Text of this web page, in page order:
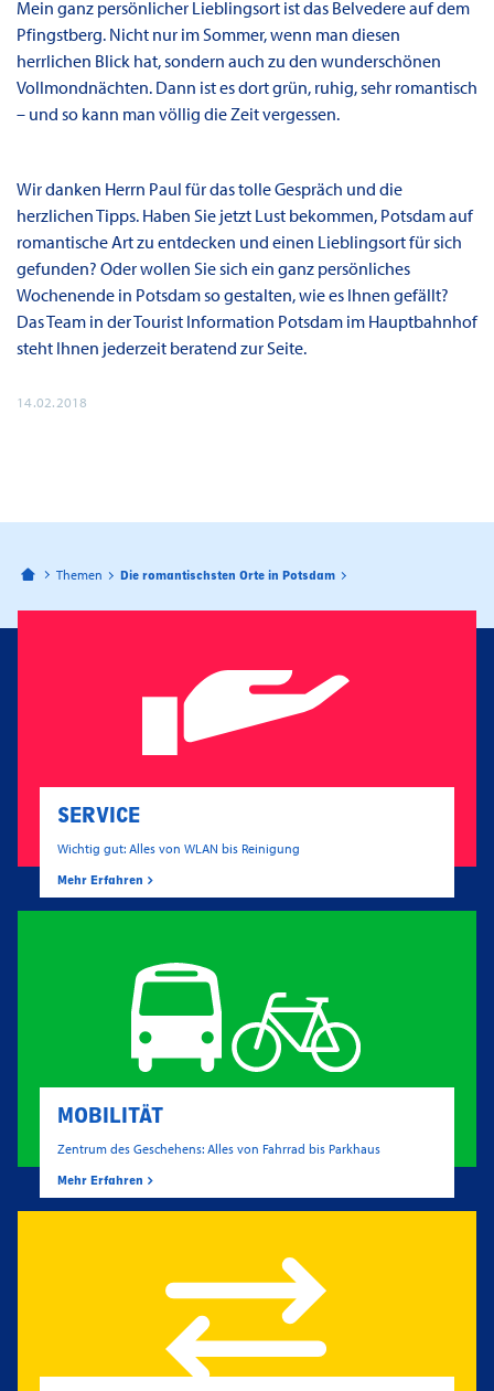
Mein ganz persönlicher Lieblingsort ist das Belvedere auf dem
Pfingstberg. Nicht nur im Sommer, wenn man diesen
herrlichen Blick hat, sondern auch zu den wunderschönen
Vollmondnächten. Dann ist es dort grün, ruhig, sehr romantisch
– und so kann man völlig die Zeit vergessen.
Wir danken Herrn Paul für das tolle Gespräch und die
herzlichen Tipps. Haben Sie jetzt Lust bekommen, Potsdam auf
romantische Art zu entdecken und einen Lieblingsort für sich
gefunden? Oder wollen Sie sich ein ganz persönliches
Wochenende in Potsdam so gestalten, wie es Ihnen gefällt?
Das Team in der Tourist Information Potsdam im Hauptbahnhof
steht Ihnen jederzeit beratend zur Seite.
14.02.2018
Bahnhofspassagen Potsdam
Themen Die romantischsten Orte in Potsdam
SERVICE
Wichtig gut: Alles von WLAN bis Reinigung
Mehr Erfahren
MOBILITÄT
Zentrum des Geschehens: Alles von Fahrrad bis Parkhaus
Mehr Erfahren